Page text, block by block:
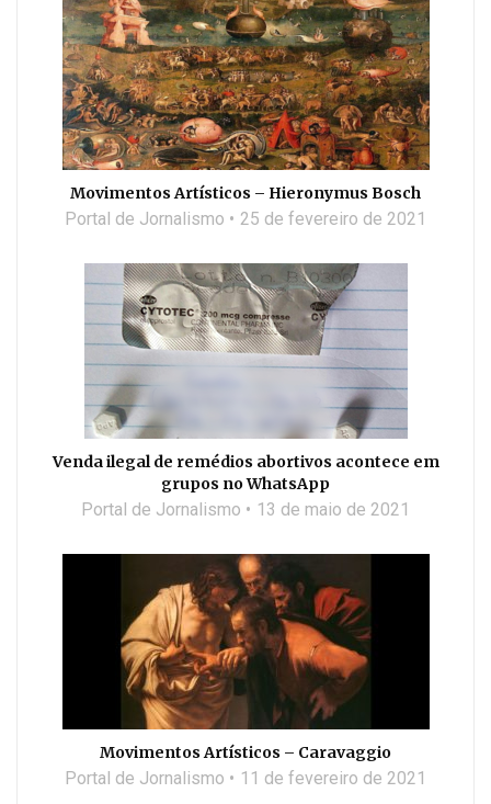
Movimentos Artísticos – Hieronymus Bosch
Portal de Jornalismo 25 de fevereiro de 2021
Venda ilegal de remédios abortivos acontece em
grupos no WhatsApp
Portal de Jornalismo 13 de maio de 2021
Movimentos Artísticos – Caravaggio
Portal de Jornalismo 11 de fevereiro de 2021